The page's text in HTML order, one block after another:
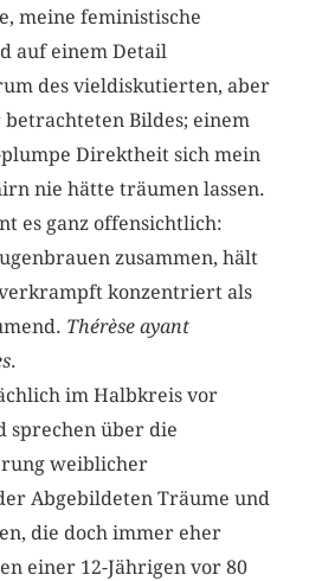
meine feministische
auf einem Detail
des vieldiskutierten, aber
Bildes; einem
Direktheit sich mein
nie hätte träumen lassen.
es ganz offensichtlich:
zusammen, hält
konzentriert als
Thérèse ayant
.
im Halbkreis vor
sprechen über die
weiblicher
Abgebildeten Träume und
die doch immer eher
einer 12-Jährigen vor 80